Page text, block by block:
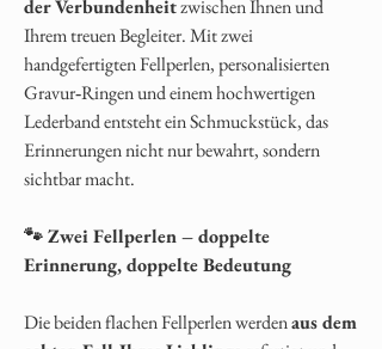
der Verbundenheitzwischen Ihnen und
Ihrem treuen Begleiter. Mit zwei
handgefertigten Fellperlen, personalisierten
Gravur‑Ringen und einem hochwertigen
Lederband entsteht ein Schmuckstück, das
Erinnerungen nicht nur bewahrt, sondern
sichtbar macht.
🐾 Zwei Fellperlen – doppelte
Erinnerung, doppelte Bedeutung
Die beiden flachen Fellperlen werdenaus dem